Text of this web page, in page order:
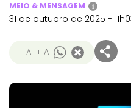
MEIO & MENSAGEM i
31 de outubro de 2025 -
- A + A